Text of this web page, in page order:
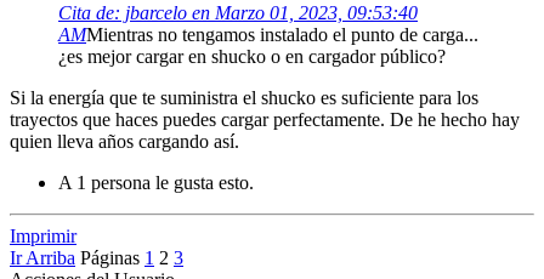
Cita de: jbarcelo en Marzo 01, 2023, 09:53:40
AMMientras no tengamos instalado el punto de carga...
¿es mejor cargar en shucko o en cargador público?
Si la energía que te suministra el shucko es suficiente para los
trayectos que haces puedes cargar perfectamente. De he hecho hay
quien lleva años cargando así.
A 1 persona le gusta esto.
Imprimir
Ir Arriba Páginas 1 2 3